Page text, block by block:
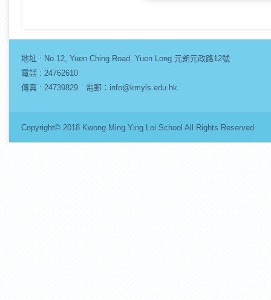
地址 : No.12, Yuen Ching Road, Yuen Long 元朗元政路12號
電話 : 24762610
傳真 : 24739829 電郵：info@kmyls.edu.hk
Copyright© 2018 Kwong Ming Ying Loi School All Rights Reserved.